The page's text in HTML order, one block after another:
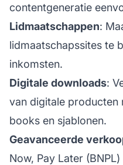
contentgeneratie
Lidmaatschappen:
lidmaatschapssites te
inkomsten.
Digitale downloads:
van digitale producten
books en sjablonen.
Geavanceerde
Now, Pay Later